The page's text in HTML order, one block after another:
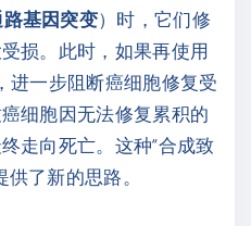
基因突变）时，它们修
损。此时，如果再使用
进一步阻断癌细胞修复受
细胞因无法修复累积的
走向死亡。这种“合成致
了新的思路。